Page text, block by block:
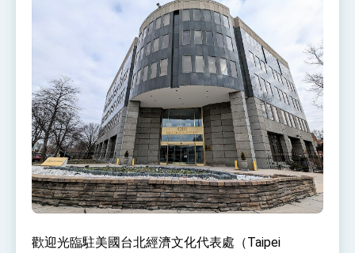
台美貿易協議完成簽署達成6大目標、創5大歷史
性突破 總統強調將以3大面向加速臺灣經濟轉型
升級 籲請立院全力支持並盡速通過
臺美簽署「對等貿易協定」確立對等關稅15%且不
疊加 我輸美2072項產品豁免對等關稅
總統接受「法新社」（AFP）專訪內容
外交部長林佳龍於《外交事務》撰文指出：自由
世界 需要台灣，團結合作方能守護繁榮
外交部長林佳龍出席《台灣光華雜誌》50週年慶
「見證蛻變，分享世界的光華」開幕式，期許數
位轉 型迎向下個50年
總統主持「台美經濟繁榮夥伴對話」記者會 說
明臺美合作三大戰略方向 盼與民主夥伴共同引
領 下一個世代的繁榮
外交部長林佳龍接受印尼「時代雜誌」專訪，闡
述印太安全局勢，籲深化台印尼半導體供應鏈合
訪問團
歡迎光臨駐美國台北經濟文化代表處（Taipei